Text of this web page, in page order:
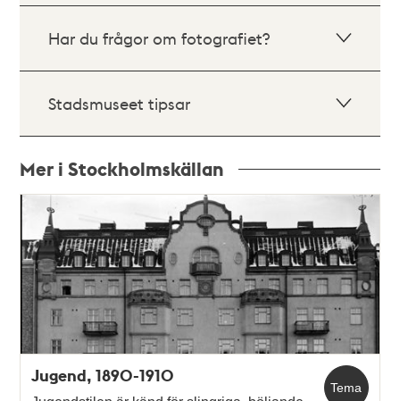
Har du frågor om fotografiet?
Stadsmuseet tipsar
Mer i Stockholmskällan
poster
och
teman
Tema
Jugend, 1890-1910